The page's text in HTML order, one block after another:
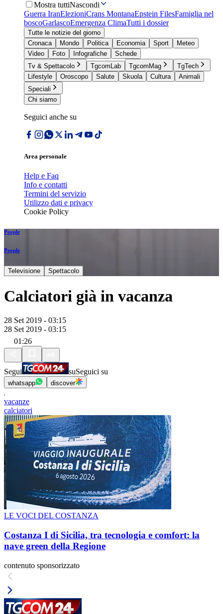
Mostra tuttiNascondi
Guerra IranElezioniCrans MontanaEpstein FilesFamiglia nel
boscoGarlascoEmergenza ClimaTutti i dossier
Tutte le notizie del giorno
Cronaca
Mondo Politica Economia Sport
Meteo
Video
Foto Infografiche
Schede
Tv & Spettacolo
TgcomLab TgcomMag
TgTech
Lifestyle
Oroscopo Salute Skuola Cultura
Animali
Speciali
Chi siamo
Seguici anche su
Area personale
Help e Faq
Info e contatti
Termini del servizio
Utilizzo dati e privacy
Cookie Policy
People
People
Televisione Spettacolo
Calciatori già in vacanza
28 Set 2019 - 03:15
28 Set 2019 - 03:15
01:26
Segui suSeguici su
whatsapp discover
vacanze
calciatori
LE VOCI DEL COSTANZA
Costanza I di Sicilia, tra tecnologia e comfort: la
nave green della Regione
contenuto sponsorizzato